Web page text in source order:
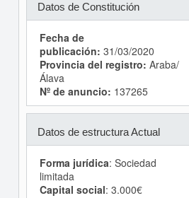
Datos de Constitución
Fecha de
publicación: 31/03/2020
Provincia del registro: Araba/
Álava
Nº de anuncio: 137265
Datos de estructura Actual
Forma jurídica: Sociedad
limitada
Capital social: 3.000€